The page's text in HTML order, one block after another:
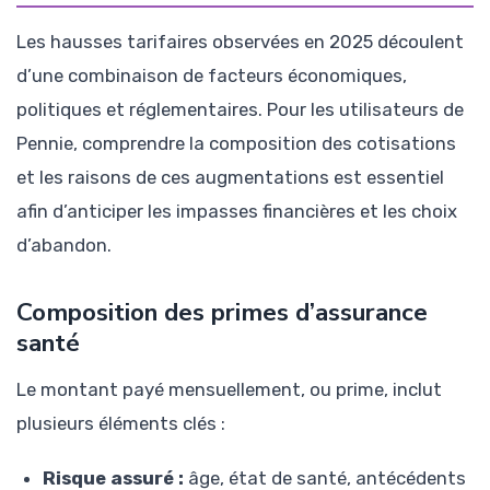
Les hausses tarifaires observées en 2025 découlent
d’une combinaison de facteurs économiques,
politiques et réglementaires. Pour les utilisateurs de
Pennie, comprendre la composition des cotisations
et les raisons de ces augmentations est essentiel
afin d’anticiper les impasses financières et les choix
d’abandon.
Composition des primes d’assurance
santé
Le montant payé mensuellement, ou prime, inclut
plusieurs éléments clés :
Risque assuré : âge, état de santé, antécédents